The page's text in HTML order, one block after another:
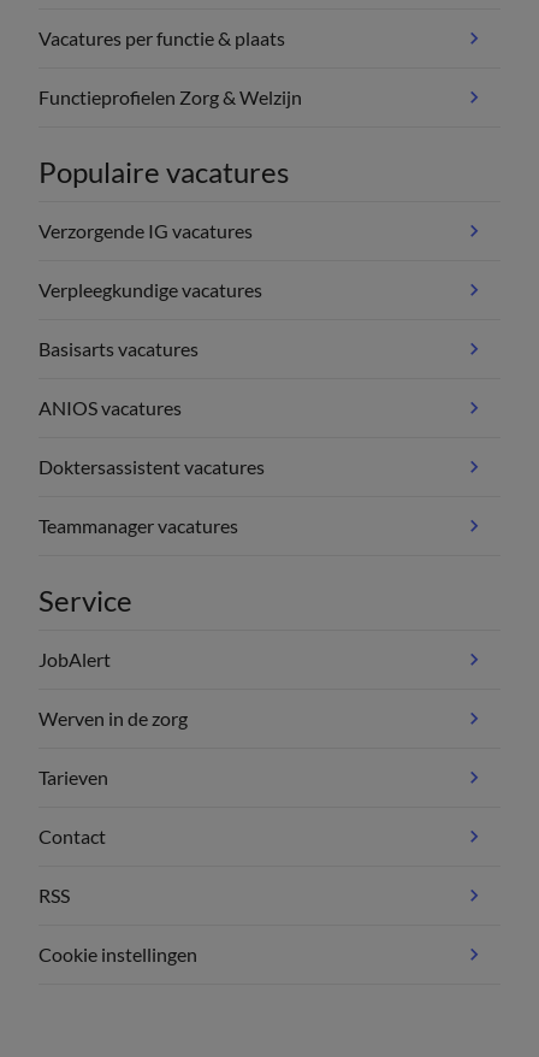
Vacatures per functie & plaats
Functieprofielen Zorg & Welzijn
Populaire vacatures
Verzorgende IG vacatures
Verpleegkundige vacatures
Basisarts vacatures
ANIOS vacatures
Doktersassistent vacatures
Teammanager vacatures
Service
JobAlert
Werven in de zorg
Tarieven
Contact
RSS
Cookie instellingen